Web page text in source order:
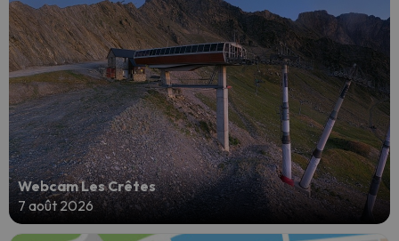
Webcam Les Crêtes
7 août 2026